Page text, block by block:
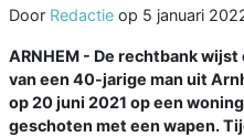
Door Redactie op 5 januari
ARNHEM - De rechtbank
van een 40-jarige man uit
op 20 juni 2021 op een
geschoten met een wapen.